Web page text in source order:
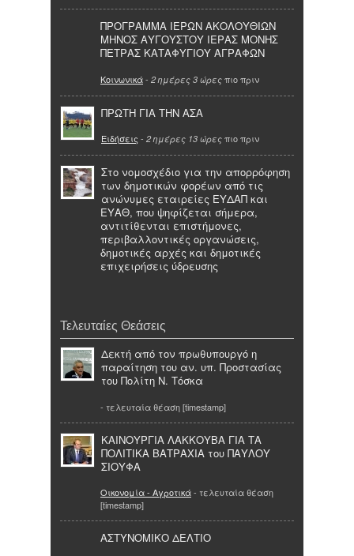
ΠΡΟΓΡΑΜΜΑ ΙΕΡΩΝ ΑΚΟΛΟΥΘΙΩΝ
ΜΗΝΟΣ ΑΥΓΟΥΣΤΟΥ ΙΕΡΑΣ ΜΟΝΗΣ
ΠΕΤΡΑΣ ΚΑΤΑΦΥΓΙΟΥ ΑΓΡΑΦΩΝ
Κοινωνικά- 2 ημέρες 3 ώρες πιο πριν
ΠΡΩΤΗ ΓΙΑ ΤΗΝ ΑΣΑ
Ειδήσεις - 2 ημέρες 13 ώρες πιο πριν
Στο νομοσχέδιο για την απορρόφηση
των δημοτικών φορέων από τις
ανώνυμες εταιρείες ΕΥΔΑΠ και
ΕΥΑΘ, που ψηφίζεται σήμερα,
αντιτίθενται επιστήμονες,
περιβαλλοντικές οργανώσεις,
δημοτικές αρχές και δημοτικές
επιχειρήσεις ύδρευσης
Τελευταίες Θεάσεις
Δεκτή από τον πρωθυπουργό η
παραίτηση του αν. υπ. Προστασίας
του Πολίτη Ν. Τόσκα
- τελευταία θέαση [timestamp]
ΚΑΙΝΟΥΡΓΙΑ ΛΑΚΚΟΥΒΑ ΓΙΑ ΤΑ
ΠΟΛΙΤΙΚΑ ΒΑΤΡΑΧΙΑ του ΠΑΥΛΟΥ
ΣΙΟΥΦΑ
Οικονομία - Αγροτικά- τελευταία θέαση
[timestamp]
ΑΣΤΥΝΟΜΙΚΟ ΔΕΛΤΙΟ